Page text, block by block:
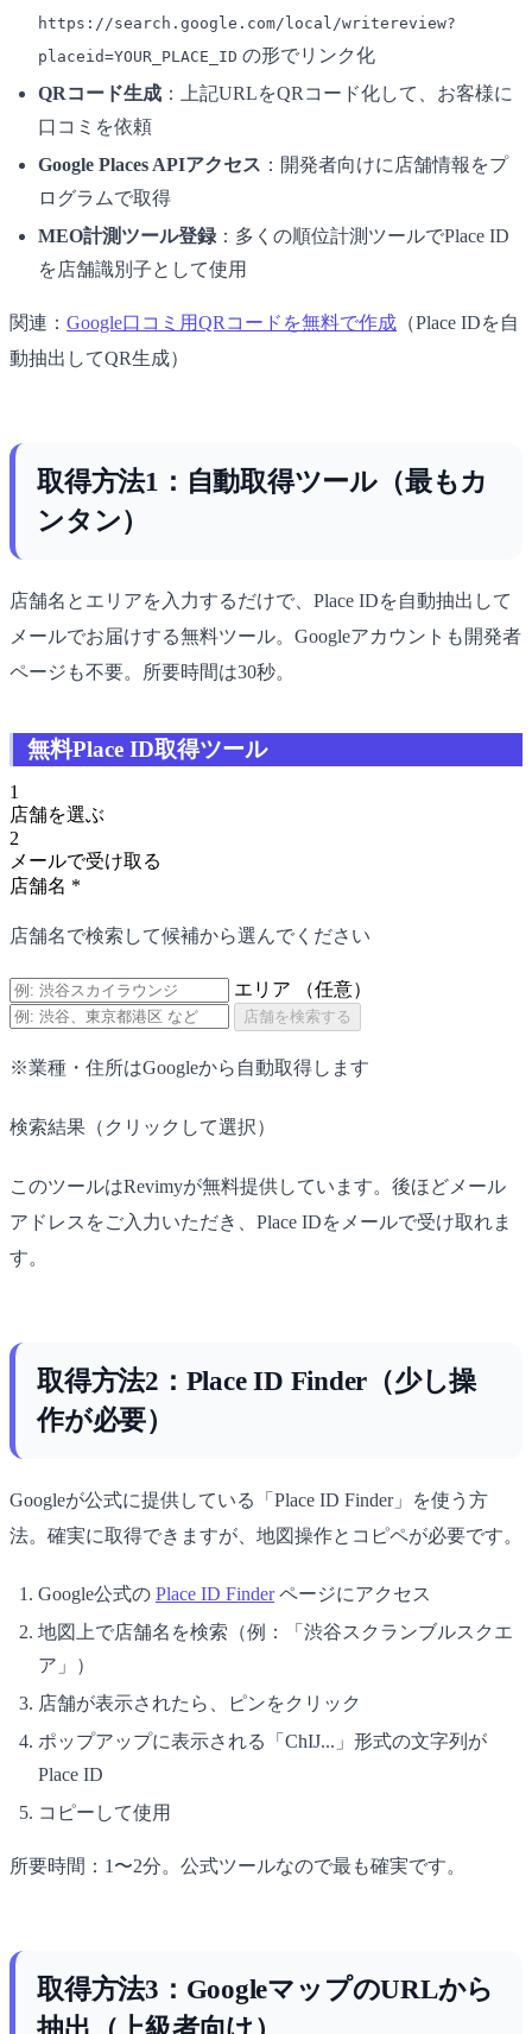
https://search.google.com/local/writereview?
placeid=YOUR_PLACE_ID の形でリンク化
QRコード生成 ：上記URLをQRコード化して、お客様に
口コミを依頼
Google Places APIアクセス ：開発者向けに店舗情報をプ
ログラムで取得
MEO計測ツール登録 ：多くの順位計測ツールでPlace ID
を店舗識別子として使用
関連： Google口コミ用QRコードを無料で作成 （Place IDを自
動抽出してQR生成）
取得方法1：自動取得ツール（最もカ
ンタン）
店舗名とエリアを入力するだけで、Place IDを自動抽出して
メールでお届けする無料ツール。Googleアカウントも開発者
ページも不要。所要時間は30秒。
無料Place ID取得ツール
1
店舗を選ぶ
2
メールで受け取る
店舗名 *
店舗名で検索して候補から選んでください
エリア （任意）
店舗を検索する
※業種・住所はGoogleから自動取得します
検索結果（クリックして選択）
このツールはRevimyが無料提供しています。後ほどメール
アドレスをご入力いただき、Place IDをメールで受け取れま
す。
取得方法2：Place ID Finder（少し操
作が必要）
Googleが公式に提供している「Place ID Finder」を使う方
法。確実に取得できますが、地図操作とコピペが必要です。
Google公式の Place ID Finderページにアクセス
地図上で店舗名を検索（例：「渋谷スクランブルスクエ
ア」）
店舗が表示されたら、ピンをクリック
ポップアップに表示される「ChIJ...」形式の文字列が
Place ID
コピーして使用
所要時間：1〜2分。公式ツールなので最も確実です。
取得方法3：GoogleマップのURLから